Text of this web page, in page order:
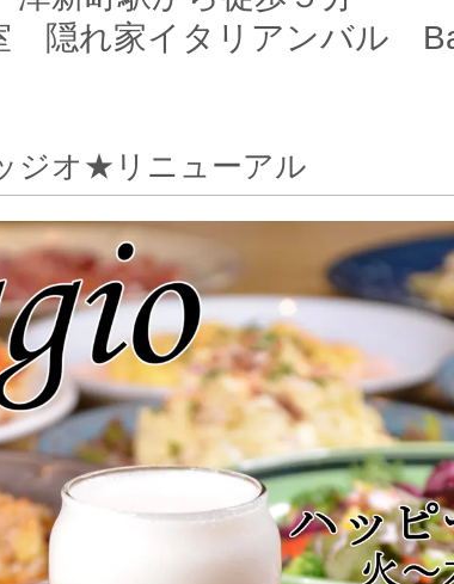
隠れ家イタリアンバル
ジオ★リニューアル